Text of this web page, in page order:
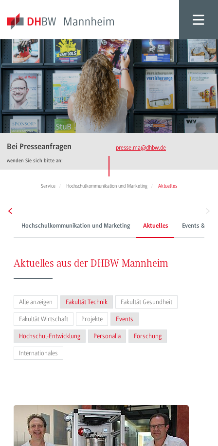
Bei Presseanfragen
wenden Sie sich bitte an:
presse.ma@dhbw.de
Service Hochschulkommunikation und Marketing Aktuelles
Hochschulkommunikation und Marketing Aktuelles Events &
Aktuelles aus der DHBW Mannheim
Alle anzeigen Fakultät Technik Fakultät Gesundheit
Fakultät Wirtschaft Projekte Events
Hochschul-Entwicklung Personalia Forschung
Internationales